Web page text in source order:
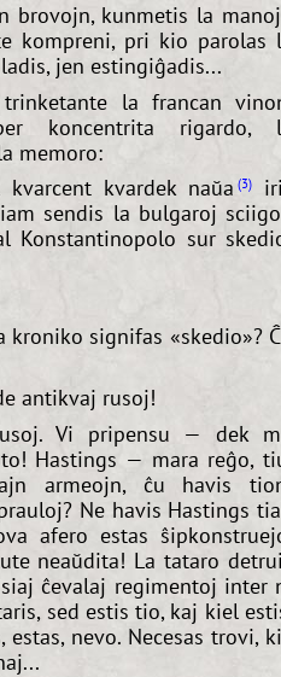
brovojn, kunmetis la
kompreni, pri kio parolas
jen estingiĝadis...
la francan
koncentrita rigardo,
memoro:
kvardek naŭa 3
sendis la bulgaroj
Konstantinopolo sur
signifas «skedio»?
antikvaj rusoj!
Vi pripensu — dek
Hastings — mara reĝo,
armeojn, ĉu havis
Ne havis Hastings
afero estas
neaŭdita! La tataro
ĉevalaj regimentoj inter
sed estis tio, kaj kiel
nevo. Necesas trovi,